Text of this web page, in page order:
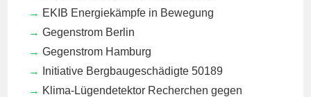
EKIB Energiekämpfe in Bewegung
Gegenstrom Berlin
Gegenstrom Hamburg
Initiative Bergbaugeschädigte 50189
Klima-Lügendetektor Recherchen gegen